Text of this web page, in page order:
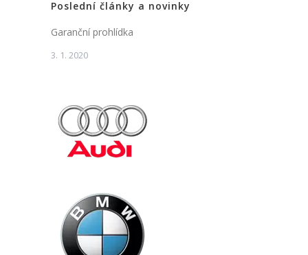
Poslední články a novinky
Garanční prohlídka
3. 1. 2020